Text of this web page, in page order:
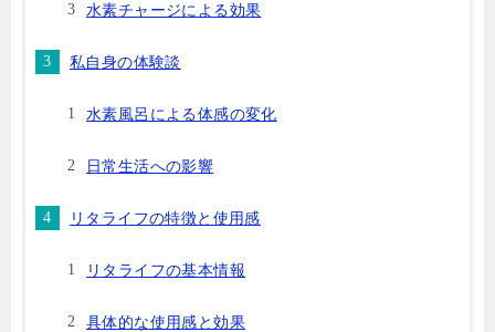
水素チャージによる効果
私自身の体験談
水素風呂による体感の変化
日常生活への影響
リタライフの特徴と使用感
リタライフの基本情報
具体的な使用感と効果